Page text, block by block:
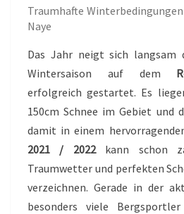
R
R
T
Ü
R
Traumhafte
Naye
Das Jahr neigt sich langsam
Wintersaison auf dem
erfolgreich gestartet. Es
150cm Schnee im Gebiet und
damit in einem
2021 / 2022kann schon
Traumwetter und perfekten
verzeichnen. Gerade in der
besonders viele